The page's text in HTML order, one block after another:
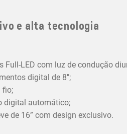
e alta tecnologia
Full-LED com luz de condução
digital de 8";
fio;
digital automático;
de 16” com design exclusivo.